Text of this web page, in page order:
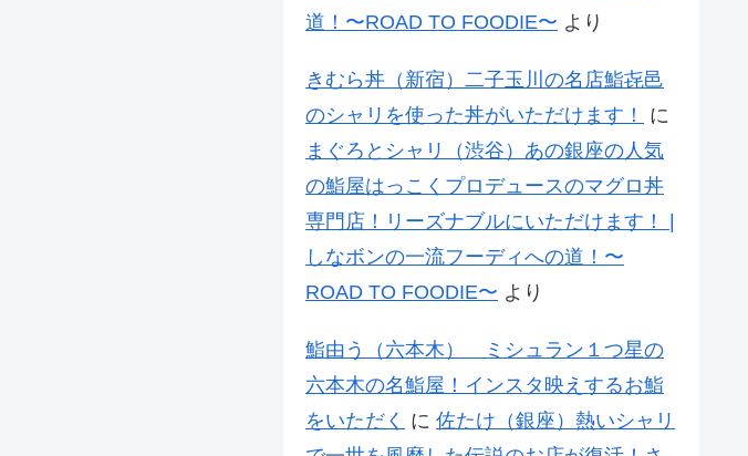
道！〜ROAD TO FOODIE〜 より
きむら丼（新宿）二子玉川の名店鮨㐂邑
のシャリを使った丼がいただけます！
に
まぐろとシャリ（渋谷）あの銀座の人気
の鮨屋はっこくプロデュースのマグロ丼
専門店！リーズナブルにいただけます！ |
しなボンの一流フーディへの道！〜
ROAD TO FOODIE〜 より
鮨由う（六本木） ミシュラン１つ星の
六本木の名鮨屋！インスタ映えするお鮨
をいただく に 佐たけ（銀座）熱いシャリ